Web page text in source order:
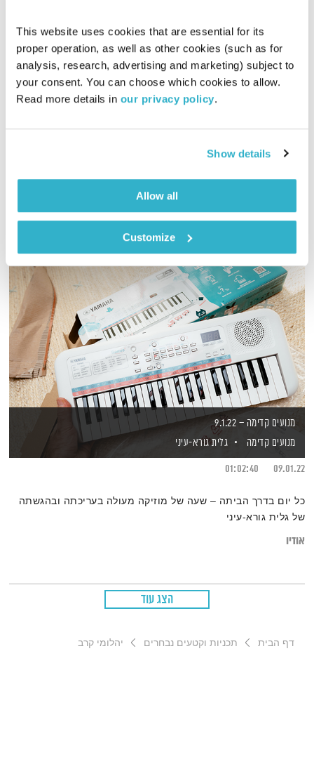
This website uses cookies that are essential for its
proper operation, as well as other cookies (such as for
analysis, research, advertising and marketing) subject to
your consent. You can choose which cookies to allow.
Read more details in our privacy policy.
Show details
Allow all
Customize
התעוררות – 30.7.23
התעוררות
גליה גלעדי
מעולה בעריכתה ובהגשתה
אודיו
מנועים קדימה – 9.1.22
מנועים קדימה
גלית גורא-עיני
09.01.22
01:02:40
כל יום בדרך הביתה – שעה של מוזיקה מעולה בעריכתה ובהגשתה
של גלית גורא-עיני
אודיו
הצג עוד
דף הבית תכניות וקטעים נבחרים יהלומי קרב